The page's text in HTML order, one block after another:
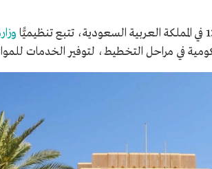
في مراحل التخطيط، لتوفير الخدمات